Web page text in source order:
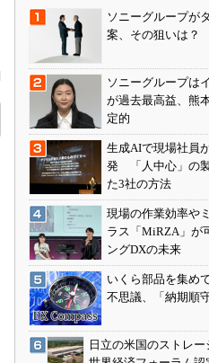
ソニーグループが
案、その狙いは？
ソニーグループは
が過去最高益、熊
定的
生成AIで現場社員
発 「人中心」の
た3社の方法
現場の作業効率や
ラス「MiRZA」が
ングDXの未来
いくら部品を集め
不思議、「納期順
日立の米国のストレー